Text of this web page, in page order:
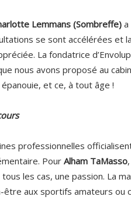
Lemmans (Sombreffe) a
se sont accélérées et
La fondatrice
nous avons proposé au
et ce, à tout âge !
professionnelles
Pour Alham TaMasso
les cas, une passion. La
aux sportifs amateurs ou